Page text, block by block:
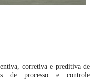
corretiva e preditiva de
de processo e controle